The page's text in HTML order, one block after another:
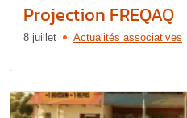
Projection FREQAQ
8 juillet Actualités associatives